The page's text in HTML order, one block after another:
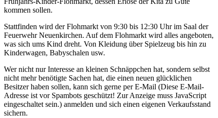
kommen sollen.
Stattfinden wird der Flohmarkt von 9:30 bis 12:30 Uhr im Saal der
Feuerwehr Neuenkirchen. Auf dem Flohmarkt wird alles angeboten,
was sich ums Kind dreht. Von Kleidung über Spielzeug bis hin zu
Kinderwagen, Babyschalen usw.
Wer nicht nur Interesse an kleinen Schnäppchen hat, sondern selbst
nicht mehr benötigte Sachen hat, die einen neuen glücklichen
Besitzer haben sollen, kann sich gerne per E-Mail (Diese E-Mail-
Adresse ist vor Spambots geschützt! Zur Anzeige muss JavaScript
eingeschaltet sein.) anmelden und sich einen eigenen Verkaufsstand
sichern.